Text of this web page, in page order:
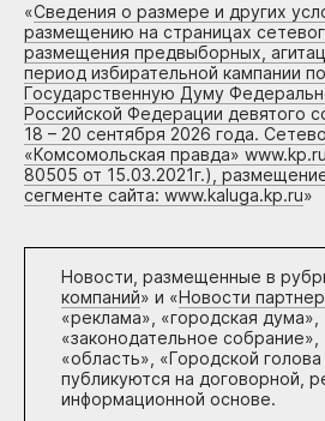
«Сведения о размере и других
размещению на страницах
размещения предвыборных,
период избирательной кампании
Государственную Думу
Российской Федерации девятого
18 – 20 сентября 2026 года.
«Комсомольская правда»
80505 от 15.03.2021г.),
сегменте сайта: www.kaluga.kp.ru»
Новости, размещенные в
компаний» и «Новости
«реклама», «городская дума»,
«законодательное собрание»,
«область», «Городской голова
публикуются на договорной,
информационной основе.